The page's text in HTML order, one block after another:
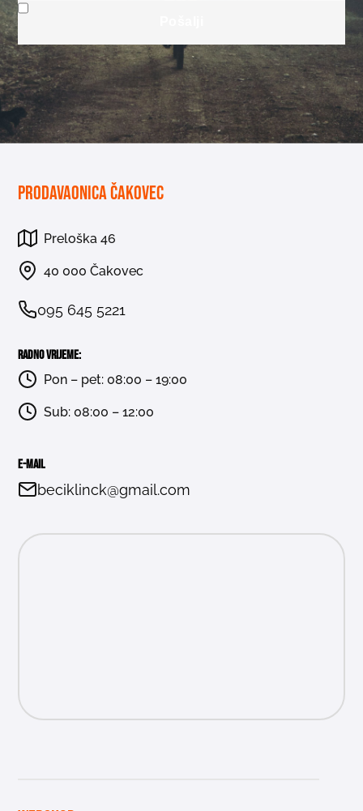
Prodavaonica Čakovec
Preloška 46
40 000 Čakovec
095 645 5221
Radno vrijeme:
Pon – pet: 08:00 – 19:00
Sub: 08:00 – 12:00
E-mail
beciklinck@gmail.com